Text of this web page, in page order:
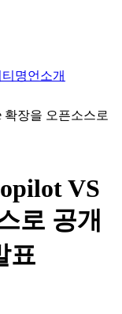
명언 소개
확장을 오픈소스로
VS
로 공개
표